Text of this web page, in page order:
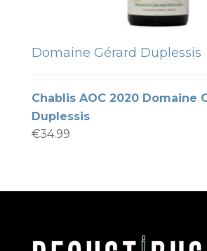
Domaine Gérard Duplessis
Chablis AOC 2020 Domaine
Duplessis
€34.99